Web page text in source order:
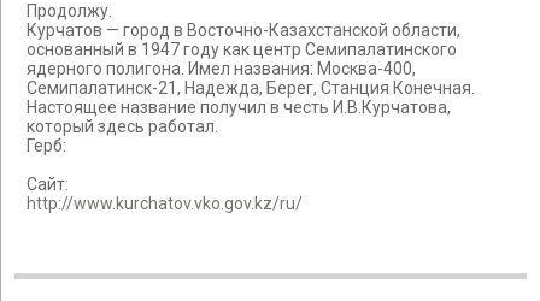
Продолжу.
Курчатов — город в Восточно-Казахстанской области,
основанный в 1947 году как центр Семипалатинского
ядерного полигона. Имел названия: Москва-400,
Семипалатинск-21, Надежда, Берег, Станция Конечная.
Настоящее название получил в честь И.В.Курчатова,
который здесь работал.
Герб:
Сайт:
http://www.kurchatov.vko.gov.kz/ru/